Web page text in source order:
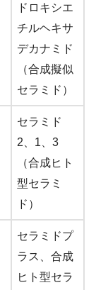
ドロキシエ
チルヘキサ
デカナミド
（合成擬似
セラミド）
セラミド
2、1、3
（合成ヒト
型セラミ
ド）
セラミドプ
ラス、合成
ヒト型セラ